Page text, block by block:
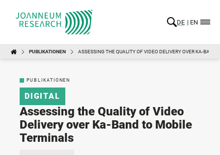
DE EN
PUBLIKATIONEN ASSESSING THE QUALITY OF VIDEO DELIVERY OVER KA-BAND
PUBLIKATIONEN
DIGITAL
Assessing the Quality of Video
Delivery over Ka-Band to Mobile
Terminals